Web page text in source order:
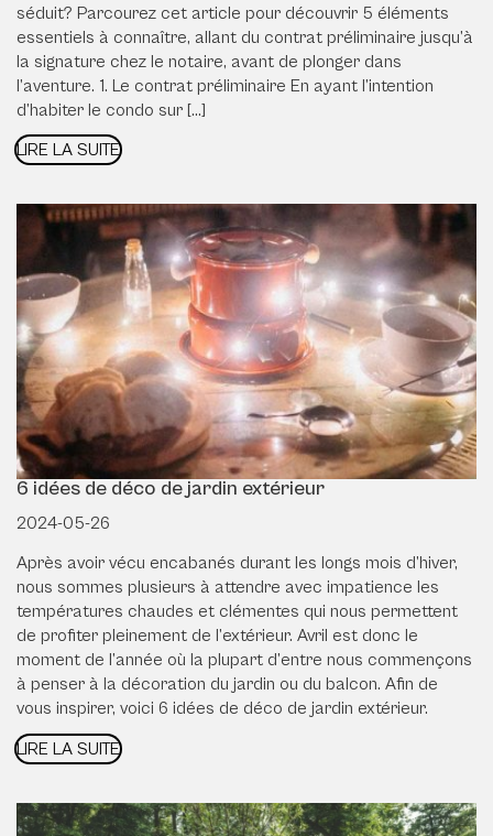
séduit? Parcourez cet article pour découvrir 5 éléments
essentiels à connaître, allant du contrat préliminaire jusqu’à
la signature chez le notaire, avant de plonger dans
l’aventure. 1. Le contrat préliminaire En ayant l’intention
d’habiter le condo sur […]
LIRE LA SUITE
6 idées de déco de jardin extérieur
2024-05-26
Après avoir vécu encabanés durant les longs mois d’hiver,
nous sommes plusieurs à attendre avec impatience les
températures chaudes et clémentes qui nous permettent
de profiter pleinement de l’extérieur. Avril est donc le
moment de l’année où la plupart d’entre nous commençons
à penser à la décoration du jardin ou du balcon. Afin de
vous inspirer, voici 6 idées de déco de jardin extérieur.
LIRE LA SUITE